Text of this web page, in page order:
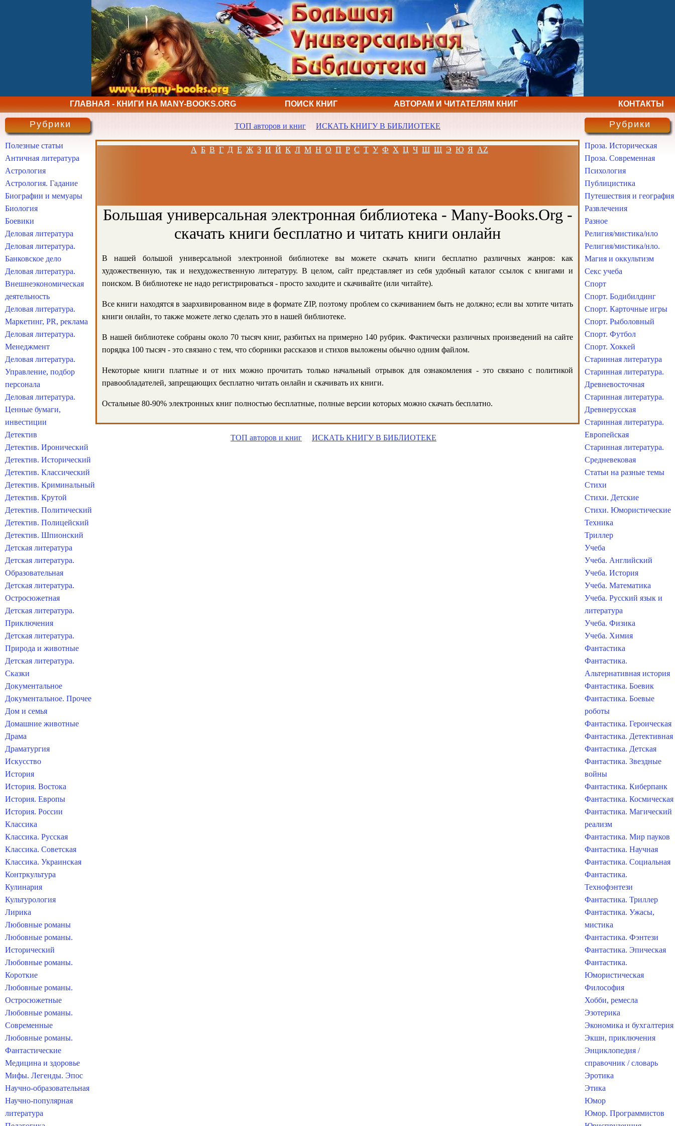
ГЛАВНАЯ - КНИГИ НА MANY-BOOKS.ORG ПОИСК КНИГ АВТОРАМ И ЧИТАТЕЛЯМ КНИГ КОНТАКТЫ
ТОП авторов и книг ИСКАТЬ КНИГУ В БИБЛИОТЕКЕ
А Б В Г Д Е Ж З И Й К Л М Н О П Р С Т У Ф Х Ц Ч Ш Щ Э Ю Я AZ
Большая универсальная электронная библиотека - Many-Books.Org -
скачать книги бесплатно и читать книги онлайн
В нашей большой универсальной электронной библиотеке вы можете скачать книги бесплатно различных жанров: как
художественную, так и нехудожественную литературу. В целом, сайт представляет из себя удобный каталог ссылок с книгами и
поиском. В библиотеке не надо регистрироваться - просто заходите и скачивайте (или читайте).
Все книги находятся в заархивированном виде в формате ZIP, поэтому проблем со скачиванием быть не должно; если вы хотите читать
книги онлайн, то также можете легко сделать это в нашей библиотеке.
В нашей библиотеке собраны около 70 тысяч книг, разбитых на примерно 140 рубрик. Фактически различных произведений на сайте
порядка 100 тысяч - это связано с тем, что сборники рассказов и стихов выложены обычно одним файлом.
Некоторые книги платные и от них можно прочитать только начальный отрывок для ознакомления - это связано с политикой
правообладателей, запрещающих бесплатно читать онлайн и скачивать их книги.
Остальные 80-90% электронных книг полностью бесплатные, полные версии которых можно скачать бесплатно.
ТОП авторов и книг ИСКАТЬ КНИГУ В БИБЛИОТЕКЕ
Рубрики
Полезные статьи
Античная литература
Астрология
Астрология. Гадание
Биографии и мемуары
Биология
Боевики
Деловая литература
Деловая литература.
Банковское дело
Деловая литература.
Внешнеэкономическая
деятельность
Деловая литература.
Маркетинг, PR, реклама
Деловая литература.
Менеджмент
Деловая литература.
Управление, подбор
персонала
Деловая литература.
Ценные бумаги,
инвестиции
Детектив
Детектив. Иронический
Детектив. Исторический
Детектив. Классический
Детектив. Криминальный
Детектив. Крутой
Детектив. Политический
Детектив. Полицейский
Детектив. Шпионский
Детская литература
Детская литература.
Образовательная
Детская литература.
Остросюжетная
Детская литература.
Приключения
Детская литература.
Природа и животные
Детская литература.
Сказки
Документальное
Документальное. Прочее
Дом и семья
Домашние животные
Драма
Драматургия
Искусство
История
История. Востока
История. Европы
История. России
Классика
Классика. Русская
Классика. Советская
Классика. Украинская
Контркультура
Кулинария
Культурология
Лирика
Любовные романы
Любовные романы.
Исторический
Любовные романы.
Короткие
Любовные романы.
Остросюжетные
Любовные романы.
Современные
Любовные романы.
Фантастические
Медицина и здоровье
Мифы. Легенды. Эпос
Научно-образовательная
Научно-популярная
литература
Рубрики
Проза. Историческая
Проза. Современная
Психология
Публицистика
Путешествия и география
Развлечения
Разное
Религия/мистика/нло
Религия/мистика/нло.
Магия и оккультизм
Секс учеба
Спорт
Спорт. Бодибилдинг
Спорт. Карточные игры
Спорт. Рыболовный
Спорт. Футбол
Спорт. Хоккей
Старинная литература
Старинная литература.
Древневосточная
Старинная литература.
Древнерусская
Старинная литература.
Европейская
Старинная литература.
Средневековая
Статьи на разные темы
Стихи
Стихи. Детские
Стихи. Юмористические
Техника
Триллер
Учеба
Учеба. Английский
Учеба. История
Учеба. Математика
Учеба. Русский язык и
литература
Учеба. Физика
Учеба. Химия
Фантастика
Фантастика.
Альтернативная история
Фантастика. Боевик
Фантастика. Боевые
роботы
Фантастика. Героическая
Фантастика. Детективная
Фантастика. Детская
Фантастика. Звездные
войны
Фантастика. Киберпанк
Фантастика. Космическая
Фантастика. Магический
реализм
Фантастика. Мир пауков
Фантастика. Научная
Фантастика. Социальная
Фантастика.
Технофэнтези
Фантастика. Триллер
Фантастика. Ужасы,
мистика
Фантастика. Фэнтези
Фантастика. Эпическая
Фантастика.
Юмористическая
Философия
Хобби, ремесла
Эзотерика
Экономика и бухгалтерия
Экшн, приключения
Энциклопедия /
справочник / словарь
Эротика
Этика
Юмор
Юмор. Программистов